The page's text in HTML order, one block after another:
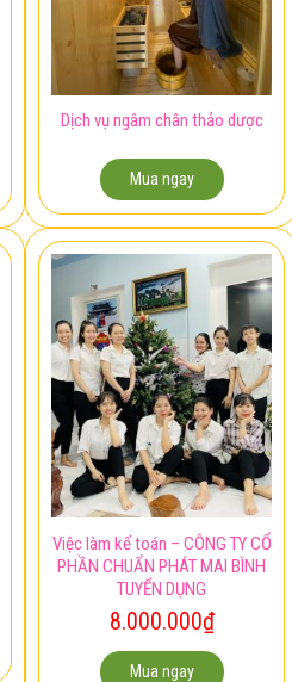
Dịch vụ ngâm chân thảo dược
Mua ngay
Việc làm kế toán – CÔNG TY CỔ
PHẦN CHUẨN PHÁT MAI BÌNH
TUYỂN DỤNG
8.000.000₫
Mua ngay